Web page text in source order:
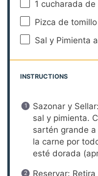
1 cucharada
Pizca de
Sal y Pimienta
INSTRUCTIONS
Sazonar y
sal y pimienta.
sartén grande
la carne por
esté dorada
Reservar: